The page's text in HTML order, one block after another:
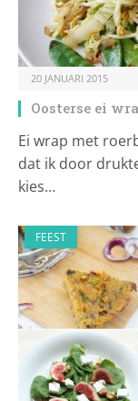
20 JANUARI 2015
Oosterse ei
Ei wrap met
dat ik door
kies…
FEEST